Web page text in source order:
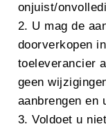
onjuist/
2. U mag de
doorverkopen
toeleverancier
geen
aanbrengen en
3. Voldoet u